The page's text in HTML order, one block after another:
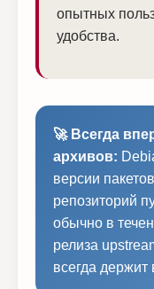
опытных
удобства.
🚀 Всегда
архивов:
версии
репозиторий
обычно в
релиза
всегда держит